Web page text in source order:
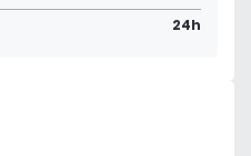
24h